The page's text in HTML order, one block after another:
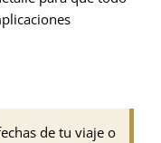
de tu viaje o